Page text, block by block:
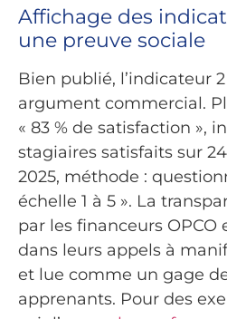
Affichage des
une preuve sociale
Bien publié, l’indicateur
argument commercial.
« 83 % de satisfaction »,
stagiaires satisfaits sur
2025, méthode :
échelle 1 à 5 ». La
par les financeurs OPCO
dans leurs appels à
et lue comme un gage
apprenants. Pour des